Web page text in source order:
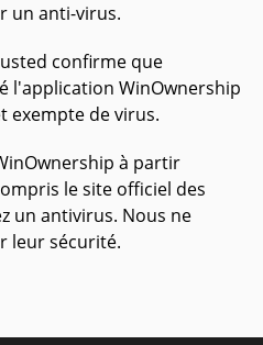
un anti-virus.
confirme que
l'application WinOwnership
exempte de virus.
à partir
le site officiel des
un antivirus. Nous ne
leur sécurité.